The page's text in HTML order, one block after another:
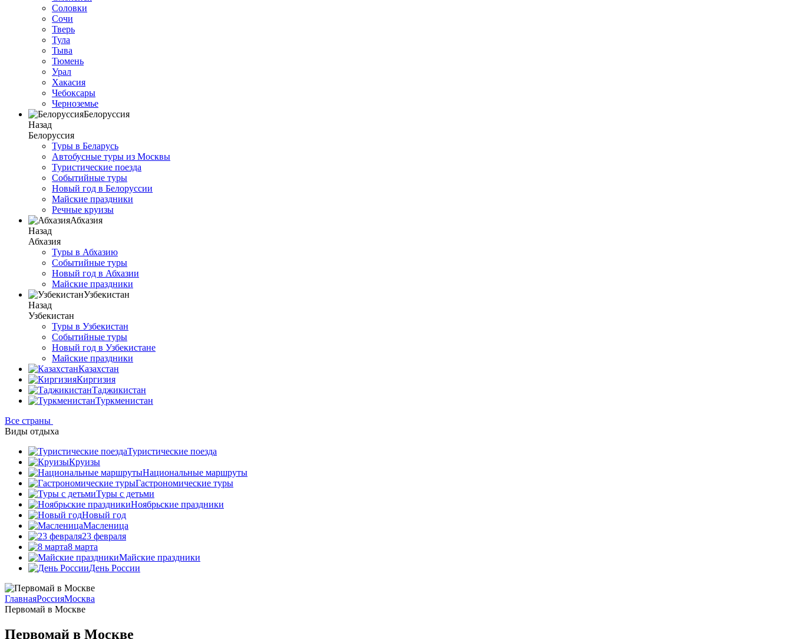
Соловки
Сочи
Тверь
Тула
Тыва
Тюмень
Урал
Хакасия
Чебоксары
Черноземье
Белоруссия
Назад
Белоруссия
Туры в Беларусь
Автобусные туры из Москвы
Туристические поезда
Событийные туры
Новый год в Белоруссии
Майские праздники
Речные круизы
Абхазия
Назад
Абхазия
Туры в Абхазию
Событийные туры
Новый год в Абхазии
Майские праздники
Узбекистан
Назад
Узбекистан
Туры в Узбекистан
Событийные туры
Новый год в Узбекистане
Майские праздники
Казахстан
Киргизия
Таджикистан
Туркменистан
Все страны
Виды отдыха
Туристические поезда
Круизы
Национальные маршруты
Гастрономические туры
Туры с детьми
Ноябрьские праздники
Новый год
Масленица
23 февраля
8 марта
Майские праздники
День России
ГлавнаяРоссияМосква
Первомай в Москве
Первомай в Москве